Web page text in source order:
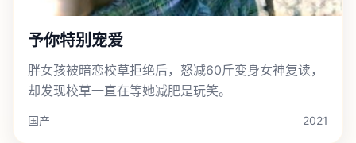
予你特别宠爱
胖女孩被暗恋校草拒绝后，怒减60斤变身女神复读，
却发现校草一直在等她减肥是玩笑。
国产 2021